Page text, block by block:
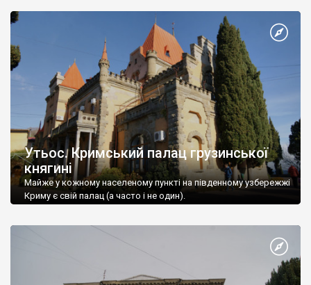
Утьос. Кримський палац грузинської
княгині
Майже у кожному населеному пункті на південному узбережжі
Криму є свій палац (а часто і не один).